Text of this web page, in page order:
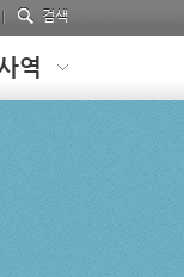
검색
역